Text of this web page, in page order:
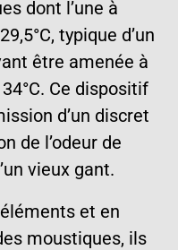
dont l’une à
typique d’un
être amenée à
Ce dispositif
d’un discret
de l’odeur de
vieux gant.
et en
moustiques, ils